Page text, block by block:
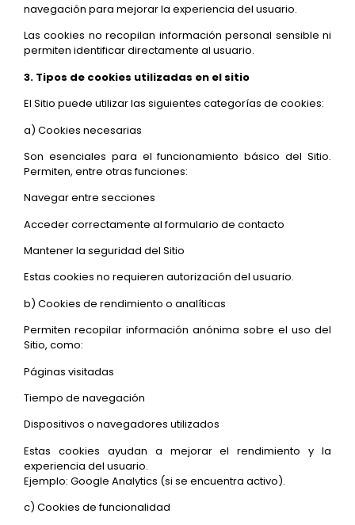
navegación para mejorar la experiencia del usuario.
Las cookies no recopilan información personal sensible ni
permiten identificar directamente al usuario.
3. Tipos de cookies utilizadas en el sitio
El Sitio puede utilizar las siguientes categorías de cookies:
a) Cookies necesarias
Son esenciales para el funcionamiento básico del Sitio.
Permiten, entre otras funciones:
Navegar entre secciones
Acceder correctamente al formulario de contacto
Mantener la seguridad del Sitio
Estas cookies no requieren autorización del usuario.
b) Cookies de rendimiento o analíticas
Permiten recopilar información anónima sobre el uso del
Sitio, como:
Páginas visitadas
Tiempo de navegación
Dispositivos o navegadores utilizados
Estas cookies ayudan a mejorar el rendimiento y la
experiencia del usuario.
Ejemplo: Google Analytics (si se encuentra activo).
c) Cookies de funcionalidad